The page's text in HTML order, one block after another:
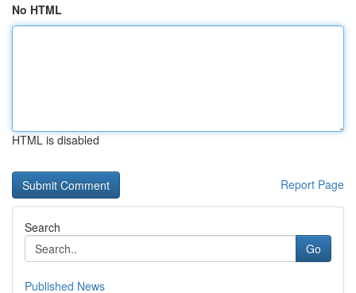
No HTML
HTML is disabled
Report Page
Search
Go
Published News